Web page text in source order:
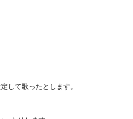
して歌ったとします。